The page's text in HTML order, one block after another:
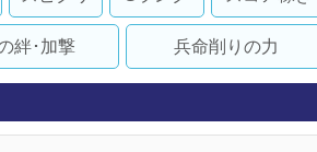
絆･加撃 兵命削りの力